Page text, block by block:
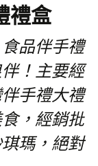
禮盒
品伴手禮
！主要經
手禮大禮
，經銷批
瑪，絕對